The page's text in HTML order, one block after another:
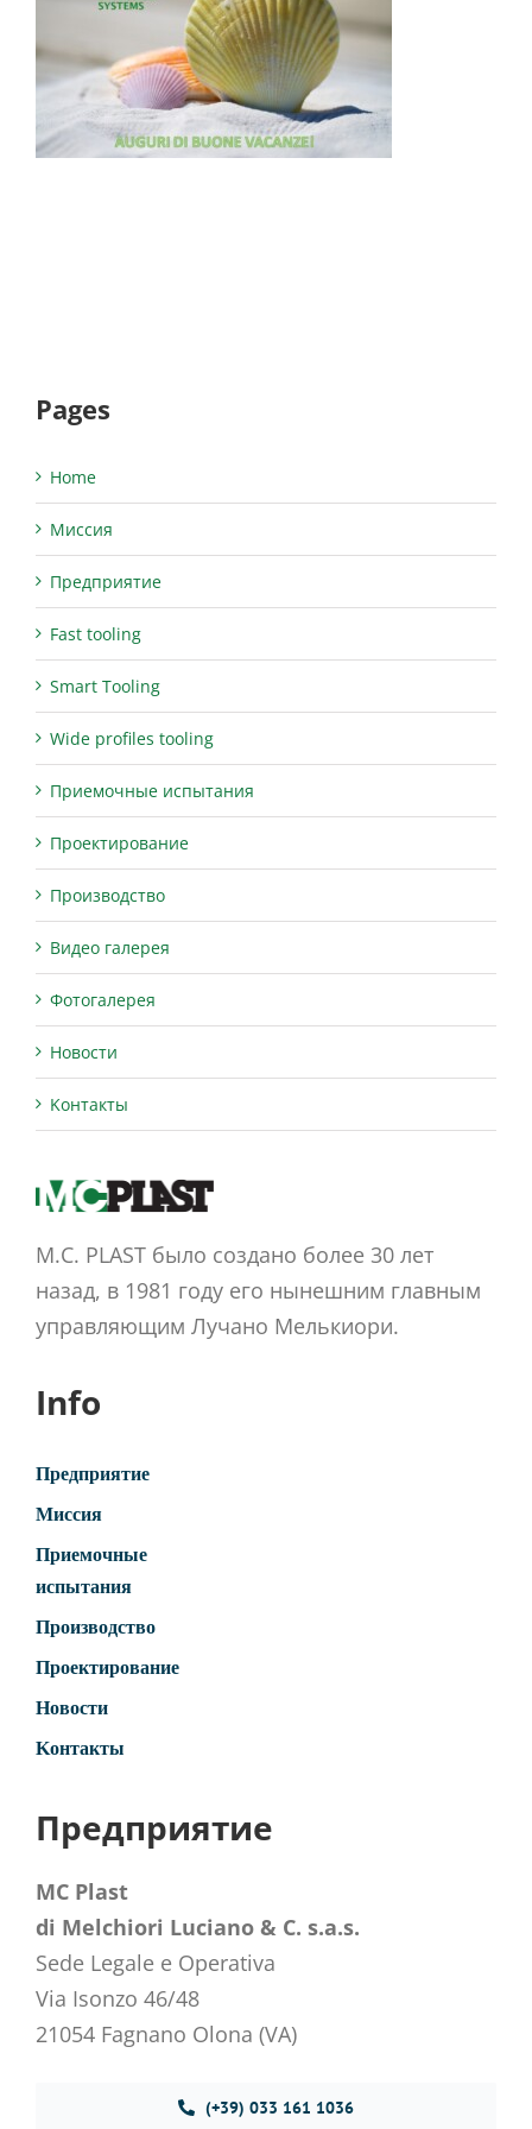
Pages
Home
Миссия
Предприятие
Fast tooling
Smart Tooling
Wide profiles tooling
Приемочные испытания
Проектирование
Производство
Видео галерея
Фотогалерея
Новости
Kонтакты
M.C. PLAST было создано более 30 лет
назад, в 1981 году его нынешним главным
управляющим Лучано Мелькиори.
Info
Предприятие
Миссия
Приемочные
испытания
Производство
Проектирование
Новости
Kонтакты
Предприятие
MC Plast
di Melchiori Luciano & C. s.a.s.
Sede Legale e Operativa
Via Isonzo 46/48
21054 Fagnano Olona (VA)
(+39) 033 161 1036